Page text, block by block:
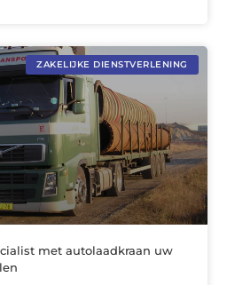
ZAKELIJKE DIENSTVERLENING
met autolaadkraan uw